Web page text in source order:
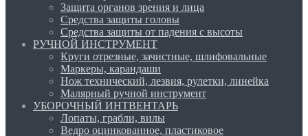
Защита органов зрения и лица
Средства защиты головы
Средства защиты от падения с высоты
РУЧНОЙ ИНСТРУМЕНТ
Круги отрезные, зачистные, шлифовальные
Маркеры, карандаши
Нож технический, лезвия, рулетки, линейка
Малярный ручной инструмент
УБОРОЧНЫЙ ИНТВЕНТАРЬ
Лопаты, грабли, вилы
Ведро оцинкованное, пластиковое